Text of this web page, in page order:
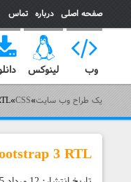
صفحه اصلی درباره تماس
وب لینوکس
یک طراح وب سایت»
CSS
»
3 RTL